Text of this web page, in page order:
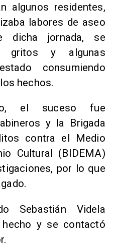
algunos residentes,
labores de aseo
dicha jornada, se
gritos y algunas
consumiendo
hechos.
el suceso fue
y la Brigada
contra el Medio
Cultural (BIDEMA)
por lo que
Sebastián Videla
y se contactó